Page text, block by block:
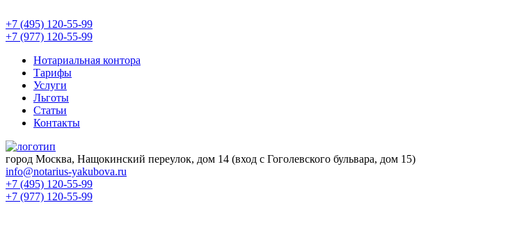
+7 (495) 120-55-99
+7 (977) 120-55-99
Нотариальная контора
Тарифы
Услуги
Льготы
Статьи
Контакты
город Москва, Нащокинский переулок, дом 14 (вход с Гоголевского бульвара, дом 15)
info@notarius-yakubova.ru
+7 (495) 120-55-99
+7 (977) 120-55-99